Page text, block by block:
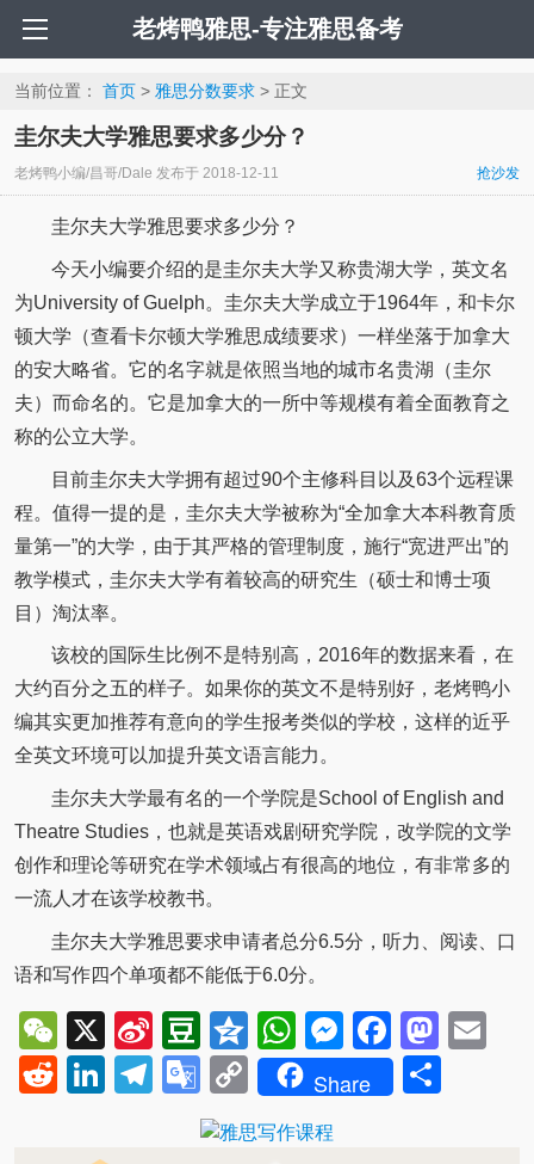
老烤鸭雅思-专注雅思备考
当前位置： 首页> 雅思分数要求> 正文
圭尔夫大学雅思要求多少分？
老烤鸭小编/昌哥/Dale 发布于 2018-12-11 抢沙发
圭尔夫大学雅思要求多少分？
今天小编要介绍的是圭尔夫大学又称贵湖大学，英文名
为University of Guelph。圭尔夫大学成立于1964年，和卡尔
顿大学（查看卡尔顿大学雅思成绩要求）一样坐落于加拿大
的安大略省。它的名字就是依照当地的城市名贵湖（圭尔
夫）而命名的。它是加拿大的一所中等规模有着全面教育之
称的公立大学。
目前圭尔夫大学拥有超过90个主修科目以及63个远程课
程。值得一提的是，圭尔夫大学被称为“全加拿大本科教育质
量第一”的大学，由于其严格的管理制度，施行“宽进严出”的
教学模式，圭尔夫大学有着较高的研究生（硕士和博士项
目）淘汰率。
该校的国际生比例不是特别高，2016年的数据来看，在
大约百分之五的样子。如果你的英文不是特别好，老烤鸭小
编其实更加推荐有意向的学生报考类似的学校，这样的近乎
全英文环境可以加提升英文语言能力。
圭尔夫大学最有名的一个学院是School of English and
Theatre Studies，也就是英语戏剧研究学院，改学院的文学
创作和理论等研究在学术领域占有很高的地位，有非常多的
一流人才在该学校教书。
圭尔夫大学雅思要求申请者总分6.5分，听力、阅读、口
语和写作四个单项都不能低于6.0分。
WeChat
X
Sina
Weibo
Douban
QzoneWhatsApp
Messenger
RedditLinkedIn
Telegram
Google
Translate
Copy
Link
Share